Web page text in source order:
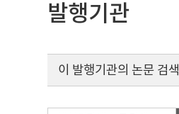
발행기관
이 발행기관의 논문 검색